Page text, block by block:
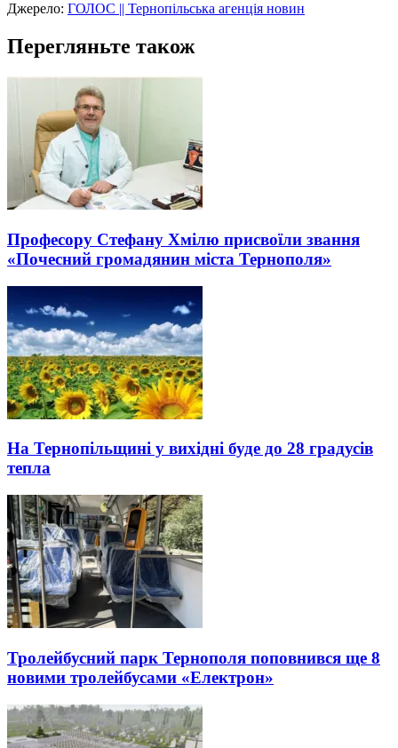
Джерело: ГОЛОС || Тернопільська агенція новин
Перегляньте також
Професору Стефану Хмілю присвоїли звання
«Почесний громадянин міста Тернополя»
На Тернопільщині у вихідні буде до 28 градусів
тепла
Тролейбусний парк Тернополя поповнився ще 8
новими тролейбусами «Електрон»